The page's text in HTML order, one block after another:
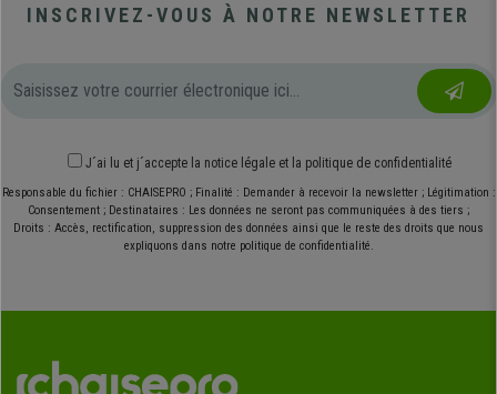
INSCRIVEZ-VOUS À NOTRE NEWSLETTER
J´ai lu et j´accepte la notice légale et la politique de confidentialité
Responsable du fichier : CHAISEPRO ; Finalité : Demander à recevoir la newsletter ; Légitimation :
Consentement ; Destinataires : Les données ne seront pas communiquées à des tiers ;
Droits : Accès, rectification, suppression des données ainsi que le reste des droits que nous
expliquons dans notre politique de confidentialité.